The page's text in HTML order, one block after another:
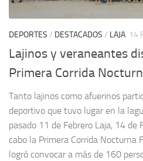
DEPORTES / DESTACADOS / LAJA 14
Lajinos y veraneantes
Primera Corrida
Tanto lajinos como afuerinos
deportivo que tuvo lugar en la
pasado 11 de Febrero Laja, 14 de
cabo la Primera Corrida Nocturna
logró convocar a más de 160